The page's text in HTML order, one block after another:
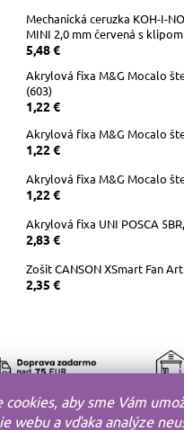
cookies, aby sme Vám
webu a vďaka analýze
Mechanická ceruzka KOH-I-
MINI 2,0 mm červená s klipom
5,48 €
Akrylová fixa M&G Mocalo
(603)
1,22 €
Akrylová fixa M&G Mocalo
1,22 €
Akrylová fixa M&G Mocalo
1,22 €
Akrylová fixa UNI POSCA
2,83 €
Zošit CANSON XSmart Fan
2,35 €